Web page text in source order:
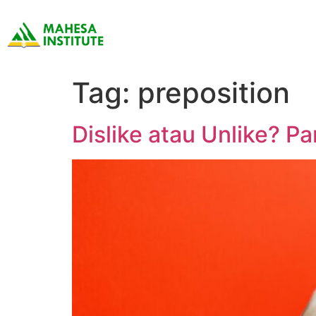
Tag: preposition
Dislike atau Unlike?